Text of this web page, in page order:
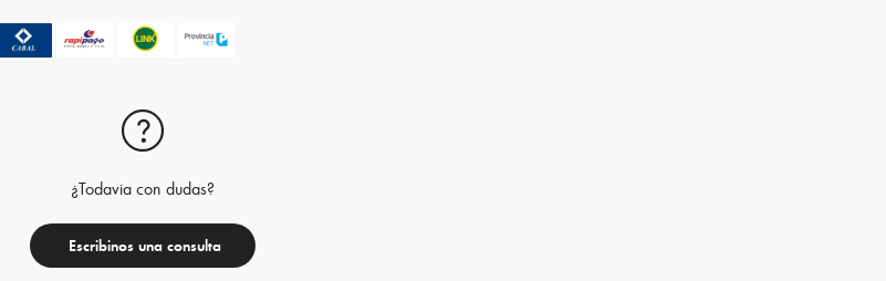
¿Todavia con dudas?
Escribinos una consulta